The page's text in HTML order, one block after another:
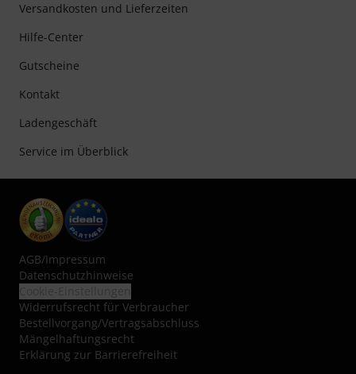
Versandkosten und Lieferzeiten
Hilfe-Center
Gutscheine
Kontakt
Ladengeschäft
Service im Überblick
AGB/Impressum
Datenschutzhinweise
Widerrufsrecht für Verbraucher
Bestellvorgang/Vertragsabschluss
Mängelhaftungsrecht
Erklärung zur Barrierefreiheit